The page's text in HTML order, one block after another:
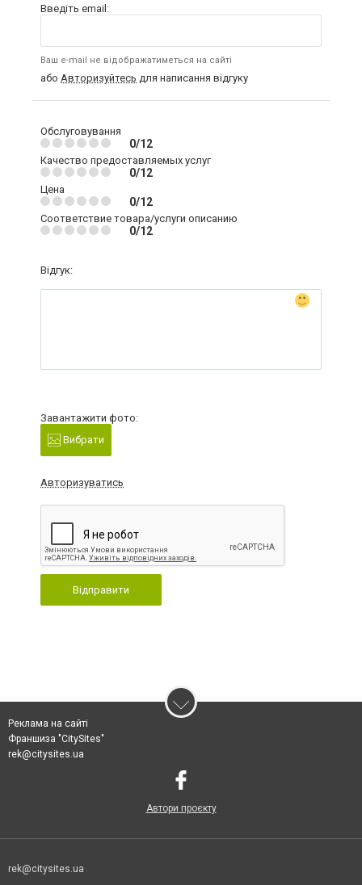
Введіть email:
Ваш e-mail не відображатиметься на сайті
або Авторизуйтесь для написання відгуку
Обслуговування
0/12
Качество предоставляемых услуг
0/12
Цена
0/12
Соответствие товара/услуги описанию
0/12
Відгук:
Завантажити фото:
Вибрати
Авторизуватись
Відправити
Реклама на сайті
Франшиза "CitySites"
rek@citysites.ua
Автори проєкту
rek@citysites.ua